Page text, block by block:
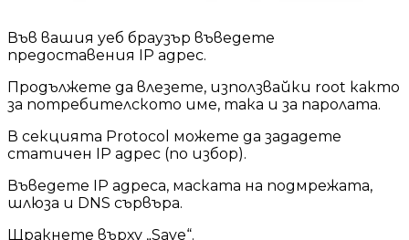
Във вашия уеб браузър въведете
предоставения IP адрес.
Продължете да влезете, използвайки root както
за потребителското име, така и за паролата.
В секцията Protocol можете да зададете
статичен IP адрес (по избор).
Въведете IP адреса, маската на подмрежата,
шлюза и DNS сървъра.
Щракнете върху „Save“.